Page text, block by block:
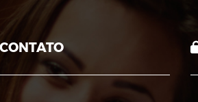
CONTATO